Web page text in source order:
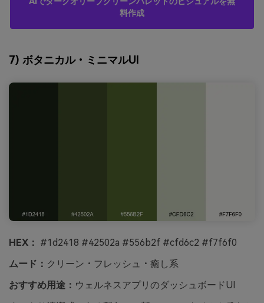
料作成
7) ボタニカル・ミニマルUI
HEX： #1d2418 #42502a #556b2f #cfd6c2 #f7f6f0
ムード： クリーン・フレッシュ・癒し系
おすすめ用途： ウェルネスアプリのダッシュボードUI